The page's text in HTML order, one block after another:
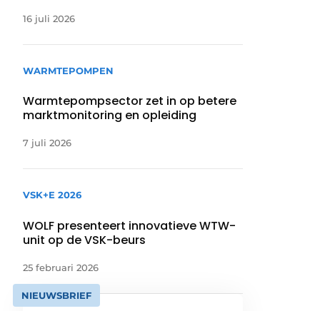
16 juli 2026
WARMTEPOMPEN
Warmtepompsector zet in op betere
marktmonitoring en opleiding
7 juli 2026
VSK+E 2026
WOLF presenteert innovatieve WTW-
unit op de VSK-beurs
25 februari 2026
NIEUWSBRIEF